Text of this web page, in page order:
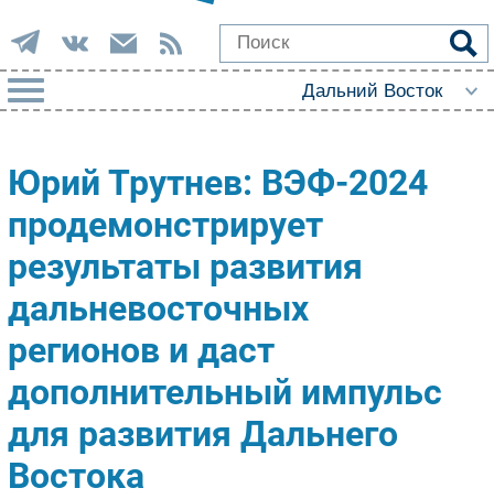
Импорто­замещение
Автоматизация Промышленности
Интернет
Мобильная связь
Фиксированная связь
Интеграция
Рынок ПК
Торговые сети
Оборудование
Юрий Трутнев: ВЭФ-2024
продемонстрирует
результаты развития
дальневосточных
регионов и даст
дополнительный импульс
для развития Дальнего
Востока